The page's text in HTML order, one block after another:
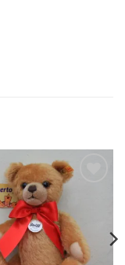
Toevoegen
verlanglijst